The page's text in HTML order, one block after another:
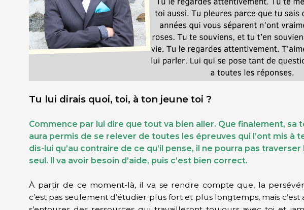
Tu lui dirais quoi, toi, à ton jeune toi ?
Commence par lui dire que tout va bien aller. Que finalement, sa
aura permis de se relever de toutes les épreuves qui l’ont mis à
dis-lui qu’au contraire de ce qu’il pense, il ne pourra pas
seul. Il va avoir besoin d’aide, puis c’est bien correct.
À partir de ce moment-là, il va se rendre compte que, la
c’est pas seulement d’étudier plus fort et plus longtemps, mais c’est